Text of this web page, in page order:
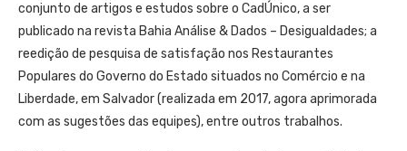
conjunto de artigos e estudos sobre o CadÚnico, a ser
publicado na revista Bahia Análise & Dados – Desigualdades; a
reedição de pesquisa de satisfação nos Restaurantes
Populares do Governo do Estado situados no Comércio e na
Liberdade, em Salvador (realizada em 2017, agora aprimorada
com as sugestões das equipes), entre outros trabalhos.